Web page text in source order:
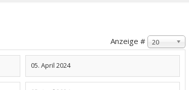
Anzeige #
20
05. April 2024